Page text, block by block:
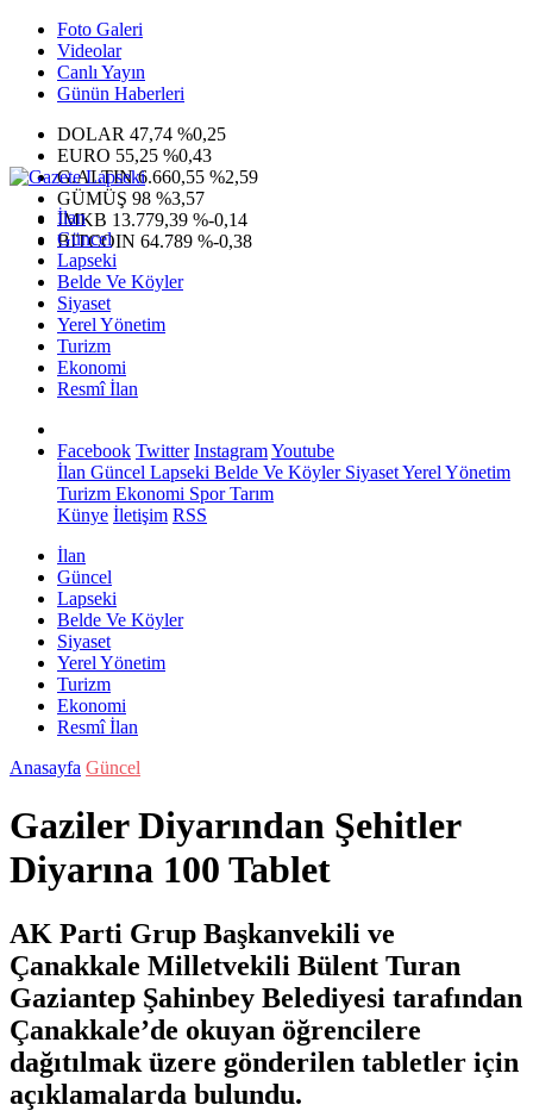
Foto Galeri
Videolar
Canlı Yayın
Günün Haberleri
DOLAR 47,74 %0,25
EURO 55,25 %0,43
G.ALTIN6.660,55 %2,59
GÜMÜŞ 98 %3,57
IMKB 13.779,39 %-0,14
BITCOIN 64.789 %-0,38
İlan
Güncel
Lapseki
Belde Ve Köyler
Siyaset
Yerel Yönetim
Turizm
Ekonomi
Resmî İlan
Facebook Twitter InstagramYoutube
İlan Güncel Lapseki Belde Ve KöylerSiyasetYerel Yönetim
Turizm Ekonomi SporTarım
Künye İletişim RSS
İlan
Güncel
Lapseki
Belde Ve Köyler
Siyaset
Yerel Yönetim
Turizm
Ekonomi
Resmî İlan
Anasayfa Güncel
Gaziler Diyarından Şehitler
Diyarına 100 Tablet
AK Parti Grup Başkanvekili ve
Çanakkale Milletvekili Bülent Turan
Gaziantep Şahinbey Belediyesi tarafından
Çanakkale’de okuyan öğrencilere
dağıtılmak üzere gönderilen tabletler için
açıklamalarda bulundu.